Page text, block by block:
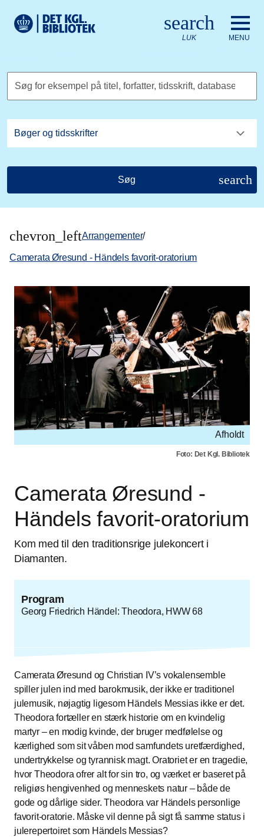
Det Kongelige Biblioteks logo. Gå til Det Kongelige
search
LUK MENU
Søg for eksempel på titel, forfatter, tidsskrift, database
Søg search
chevron_leftArrangementer/
Camerata Øresund - Händels favorit-oratorium
Afholdt
Foto: Det Kgl. Bibliotek
Camerata Øresund -
Händels favorit-oratorium
Kom med til den traditionsrige julekoncert i
Diamanten.
Program
Georg Friedrich Händel: Theodora, HWW 68
Camerata Øresund og Christian IV’s vokalensemble
spiller julen ind med barokmusik, der ikke er traditionel
julemusik, nøjagtig ligesom Händels Messias ikke er det.
Theodora fortæller en stærk historie om en kvindelig
martyr – en modig kvinde, der bruger medfølelse og
kærlighed som sit våben mod samfundets uretfærdighed,
undertrykkelse og tyrannisk magt. Oratoriet er en tragedie,
hvor Theodora ofrer alt for sin tro, og værket er baseret på
religiøs hengivenhed og menneskets natur – både de
gode og dårlige sider. Theodora var Händels personlige
favorit-oratorie. Måske vil denne på sigt få samme status i
julerepertoiret som Händels Messias?